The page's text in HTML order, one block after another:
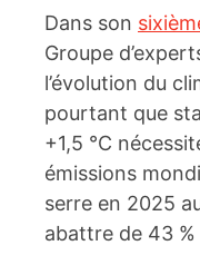
Dans son
Groupe
l’évolution du
pourtant que
+1,5 °C
émissions
serre en 2025
abattre de 43 %